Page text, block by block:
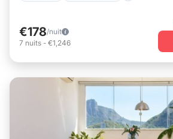
€178/nuit
7 nuits - €1,246